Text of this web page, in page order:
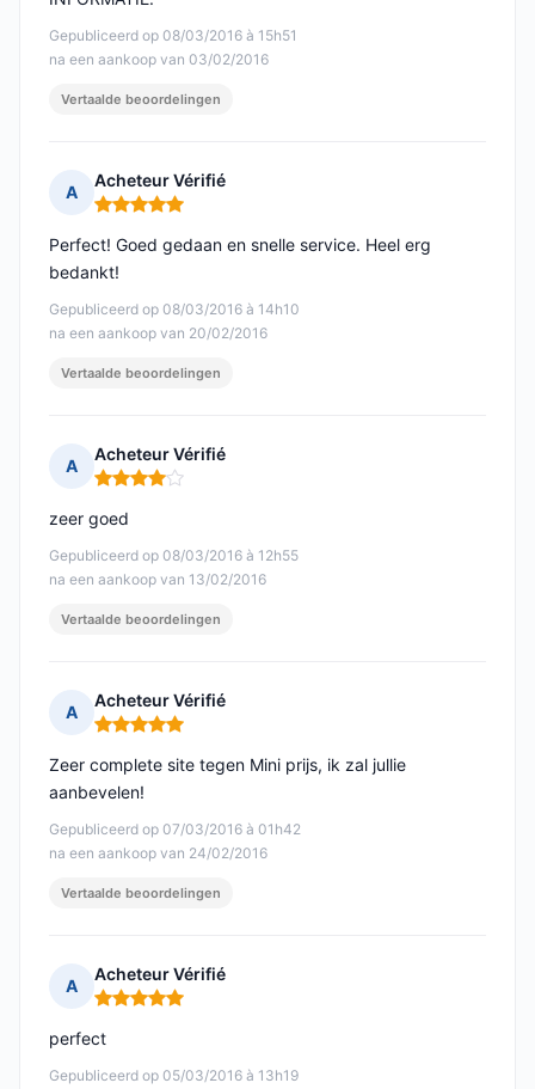
Gepubliceerd op 08/03/2016 à 15h51
na een aankoop van 03/02/2016
Vertaalde beoordelingen
A
Acheteur Vérifié
Opmerking: 5 van 5
Gepubliceerd op 08/03/2016 à 14h10
na een aankoop van 20/02/2016
Perfect! Goed gedaan en snelle service. Heel erg
bedankt!
Vertaalde beoordelingen
A
Acheteur Vérifié
Opmerking: 4 van 5
Gepubliceerd op 08/03/2016 à 12h55
na een aankoop van 13/02/2016
zeer goed
Vertaalde beoordelingen
A
Acheteur Vérifié
Opmerking: 5 van 5
Gepubliceerd op 07/03/2016 à 01h42
na een aankoop van 24/02/2016
Zeer complete site tegen Mini prijs, ik zal jullie
aanbevelen!
Vertaalde beoordelingen
A
Acheteur Vérifié
Opmerking: 5 van 5
Gepubliceerd op 05/03/2016 à 13h19
perfect